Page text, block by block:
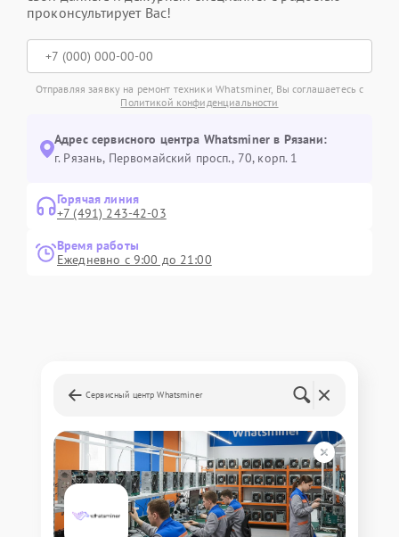
проконсультирует Вас!
Отправляя заявку на ремонт техники Whatsminer, Вы соглашаетесь с
Политикой конфиденциальности
Адрес сервисного центра Whatsminer в Рязани:
г. Рязань, Первомайский просп., 70, корп. 1
Горячая линия
+7 (491) 243-42-03
Время работы
Ежедневно с 9:00 до 21:00
Сервисный центр Whatsminer